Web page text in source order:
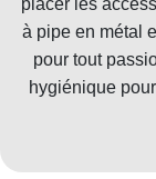
à pipe en métal
pour tout
hygiénique